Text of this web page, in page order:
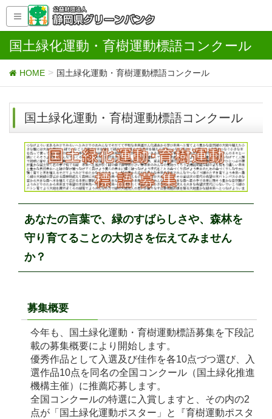
国土緑化運動・育樹運動標語コンクール
HOME 国土緑化運動・育樹運動標語コンクール
国土緑化運動・育樹運動標語コンクール
あなたの言葉で、緑のすばらしさや、森林を
守り育てることの大切さを伝えてみません
か？
募集概要
今年も、国土緑化運動・育樹運動標語募集を下段記
載の募集概要により開始します。
優秀作品として入選及び佳作を各10点づつ選び、入
選作品10点を同名の全国コンクール（国土緑化推進
機構主催）に推薦応募します。
全国コンクールの特選に入賞しますと、その内の2
点が「国土緑化運動ポスター」と『育樹運動ポスタ